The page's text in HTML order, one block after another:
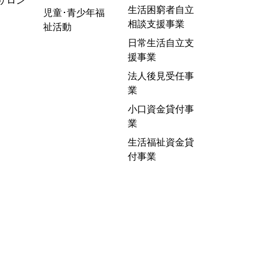
児童･青少年福
祉活動
生活困窮者自立
相談支援事業
日常生活自立支
援事業
法人後見受任事
業
小口資金貸付事
業
生活福祉資金貸
付事業